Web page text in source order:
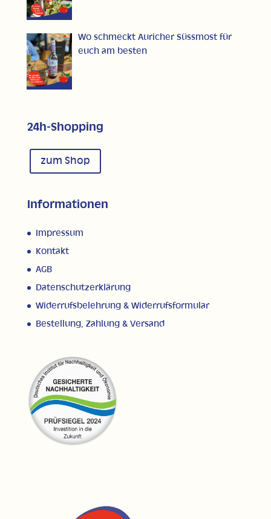
Wo schmeckt Auricher Süssmost für
euch am besten
24h-Shopping
zum Shop
Informationen
Impressum
Kontakt
AGB
Datenschutzerklärung
Widerrufsbelehrung & Widerrufsformular
Bestellung, Zahlung & Versand